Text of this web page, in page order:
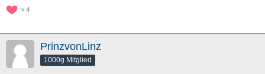
4
PrinzvonLinz
1000g Mitglied